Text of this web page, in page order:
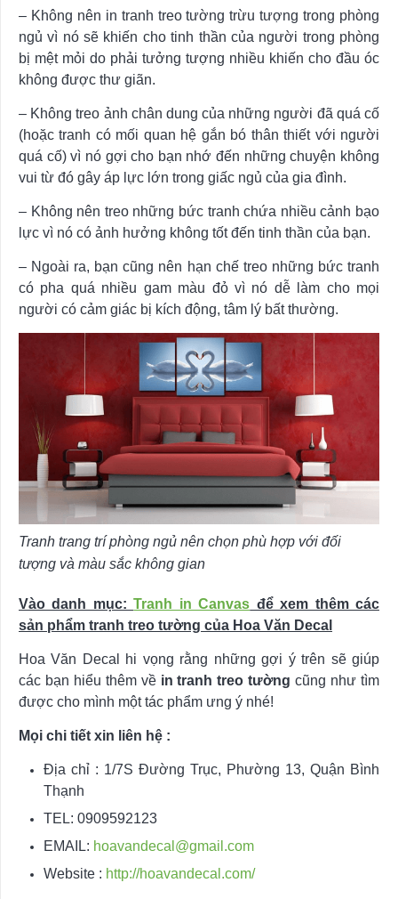
– Không nên in tranh treo tường trừu tượng trong phòng
ngủ vì nó sẽ khiến cho tinh thần của người trong phòng
bị mệt mỏi do phải tưởng tượng nhiều khiến cho đầu óc
không được thư giãn.
– Không treo ảnh chân dung của những người đã quá cố
(hoặc tranh có mối quan hệ gắn bó thân thiết với người
quá cố) vì nó gợi cho bạn nhớ đến những chuyện không
vui từ đó gây áp lực lớn trong giấc ngủ của gia đình.
– Không nên treo những bức tranh chứa nhiều cảnh bạo
lực vì nó có ảnh hưởng không tốt đến tinh thần của bạn.
– Ngoài ra, bạn cũng nên hạn chế treo những bức tranh
có pha quá nhiều gam màu đỏ vì nó dễ làm cho mọi
người có cảm giác bị kích động, tâm lý bất thường.
Tranh trang trí phòng ngủ nên chọn phù hợp với đối
tượng và màu sắc không gian
Vào danh mục:Tranh in Canvas để xem thêm các
sản phẩm tranh treo tường của Hoa Văn Decal
Hoa Văn Decal hi vọng rằng những gợi ý trên sẽ giúp
các bạn hiểu thêm vềin tranh treo tường cũng như tìm
được cho mình một tác phẩm ưng ý nhé!
Mọi chi tiết xin liên hệ :
Địa chỉ : 1/7S Đường Trục, Phường 13, Quận Bình
Thạnh
TEL: 0909592123
EMAIL: hoavandecal@gmail.com
Website : http://hoavandecal.com/